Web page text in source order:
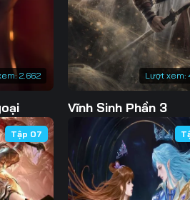
Tập 136
Tập 143
Tập 149 Tập 150
Tập 157
Tập 163 Tập 164
Tập 170 Tập 171
Tập 177 Tập 178
2.662 Lượt xem:
Vĩnh Sinh Phần 3
Tập 07